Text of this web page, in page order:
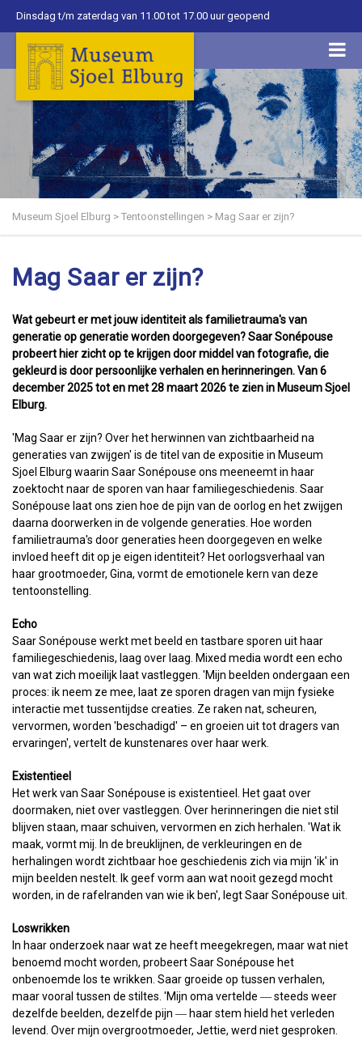
Dinsdag t/m zaterdag van 11.00 tot 17.00 uur geopend
Museum Sjoel Elburg > Tentoonstellingen > Mag Saar er zijn?
Mag Saar er zijn?
Wat gebeurt er met jouw identiteit als familietrauma's van
generatie op generatie worden doorgegeven? Saar Sonépouse
probeert hier zicht op te krijgen door middel van fotografie, die
gekleurd is door persoonlijke verhalen en herinneringen. Van 6
december 2025 tot en met 28 maart 2026 te zien in Museum Sjoel
Elburg.
'Mag Saar er zijn? Over het herwinnen van zichtbaarheid na
generaties van zwijgen' is de titel van de expositie in Museum
Sjoel Elburg waarin Saar Sonépouse ons meeneemt in haar
zoektocht naar de sporen van haar familiegeschiedenis. Saar
Sonépouse laat ons zien hoe de pijn van de oorlog en het zwijgen
daarna doorwerken in de volgende generaties. Hoe worden
familietrauma's door generaties heen doorgegeven en welke
invloed heeft dit op je eigen identiteit? Het oorlogsverhaal van
haar grootmoeder, Gina, vormt de emotionele kern van deze
tentoonstelling.
Echo
Saar Sonépouse werkt met beeld en tastbare sporen uit haar
familiegeschiedenis, laag over laag. Mixed media wordt een echo
van wat zich moeilijk laat vastleggen. 'Mijn beelden ondergaan een
proces: ik neem ze mee, laat ze sporen dragen van mijn fysieke
interactie met tussentijdse creaties. Ze raken nat, scheuren,
vervormen, worden 'beschadigd' – en groeien uit tot dragers van
ervaringen', vertelt de kunstenares over haar werk.
Existentieel
Het werk van Saar Sonépouse is existentieel. Het gaat over
doormaken, niet over vastleggen. Over herinneringen die niet stil
blijven staan, maar schuiven, vervormen en zich herhalen. 'Wat ik
maak, vormt mij. In de breuklijnen, de verkleuringen en de
herhalingen wordt zichtbaar hoe geschiedenis zich via mijn 'ik' in
mijn beelden nestelt. Ik geef vorm aan wat nooit gezegd mocht
worden, in de rafelranden van wie ik ben', legt Saar Sonépouse uit.
Loswrikken
In haar onderzoek naar wat ze heeft meegekregen, maar wat niet
benoemd mocht worden, probeert Saar Sonépouse het
onbenoemde los te wrikken. Saar groeide op tussen verhalen,
maar vooral tussen de stiltes. 'Mijn oma vertelde ― steeds weer
dezelfde beelden, dezelfde pijn ― haar stem hield het verleden
levend. Over mijn overgrootmoeder, Jettie, werd niet gesproken.